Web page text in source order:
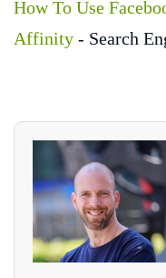
How To Use
Affinity - Search